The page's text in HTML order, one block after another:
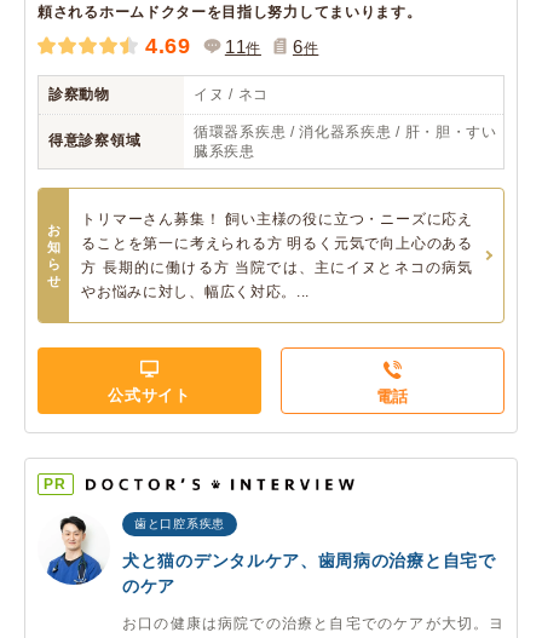
頼されるホームドクターを目指し努力してまいります。
4.69 11件 6件
診察動物 イヌ / ネコ
得意診察領域
循環器系疾患 / 消化器系疾患 / 肝・胆・すい
臓系疾患
お
知
ら
せ
トリマーさん募集！ 飼い主様の役に立つ・ニーズに応え
ることを第一に考えられる方 明るく元気で向上心のある
方 長期的に働ける方 当院では、主にイヌとネコの病気
やお悩みに対し、幅広く対応。...
公式サイト 電話
PR
歯と口腔系疾患
犬と猫のデンタルケア、歯周病の治療と自宅で
のケア
お口の健康は病院での治療と自宅でのケアが大切。ヨ